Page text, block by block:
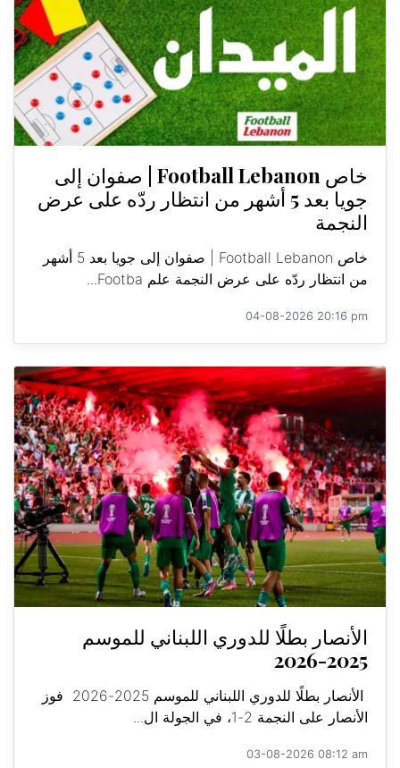
خاص Football Lebanon | صفوان إلى
جويا بعد 5 أشهر من انتظار ردّه على عرض
النجمة
خاص Football Lebanon | صفوان إلى جويا بعد 5 أشهر
من انتظار ردّه على عرض النجمة علم Footba...
04-08-2026 20:16 pm
الأنصار بطلًا للدوري اللبناني للموسم
2025-2026
الأنصار بطلًا للدوري اللبناني للموسم 2025-2026 فوز
الأنصار على النجمة 2-1، في الجولة ال...
03-08-2026 08:12 am